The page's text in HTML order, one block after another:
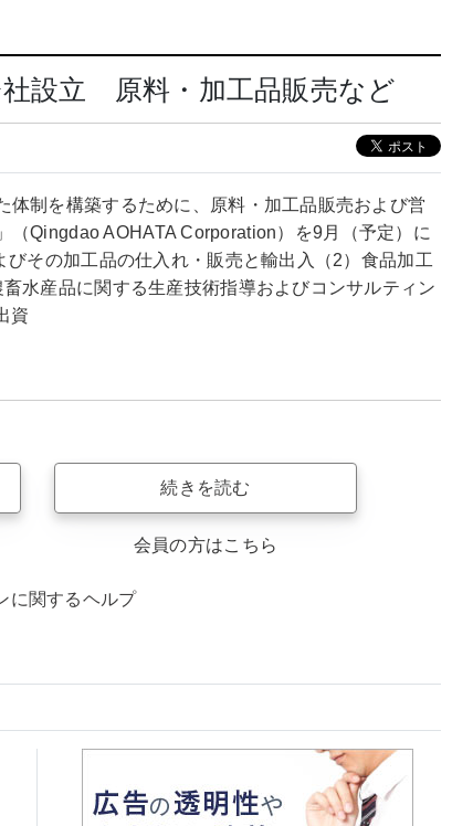
設立 原料・加工品販売など
制を構築するために、原料・加工品販売および営
Qingdao AOHATA Corporation）を9月（予定）に
その加工品の仕入れ・販売と輸出入（2）食品加工
水産品に関する生産技術指導およびコンサルティン
資
続きを読む
会員の方はこちら
に関するヘルプ